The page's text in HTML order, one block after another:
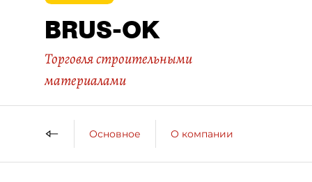
BRUS-OK
Торговля строительными
материалами
Основное О компании